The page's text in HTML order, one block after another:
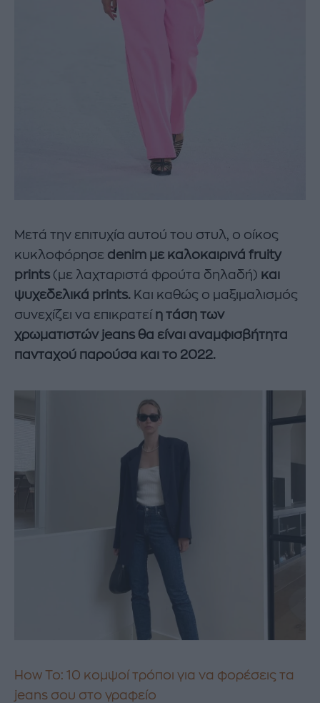
Μετά την επιτυχία αυτού του στυλ, ο οίκος
κυκλοφόρησε denim με καλοκαιρινά fruity
prints (με λαχταριστά φρούτα δηλαδή) και
ψυχεδελικά prints. Και καθώς ο μαξιμαλισμός
συνεχίζει να επικρατεί η τάση των
χρωματιστών jeans θα είναι αναμφισβήτητα
πανταχού παρούσα και το 2022.
How To: 10 κομψοί τρόποι για να φορέσεις τα
jeans σου στο γραφείο